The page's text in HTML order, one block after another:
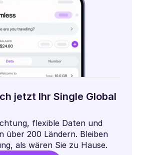
jetzt Ihr Single Global
flexible Daten und
über 200 Ländern. Bleiben
als wären Sie zu Hause.